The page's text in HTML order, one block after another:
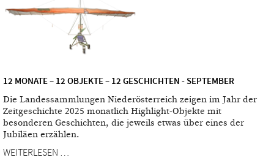
12 MONATE – 12 OBJEKTE – 12 GESCHICHTEN - SEPTEMBER
Die Landessammlungen Niederösterreich zeigen im Jahr der
Zeitgeschichte 2025 monatlich Highlight-Objekte mit
besonderen Geschichten, die jeweils etwas über eines der
Jubiläen erzählen.
WEITERLESEN …